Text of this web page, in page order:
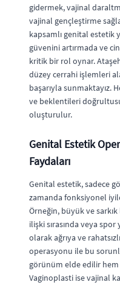
gidermek, vajinal
vajinal gençleştirme
kapsamlı genital estetik
güvenini artırmada ve
kritik bir rol oynar.
düzey cerrahi işlemleri
başarıyla sunmaktayız.
ve beklentileri
oluşturulur.
Genital Estetik
Faydaları
Genital estetik, sadece
zamanda fonksiyonel
Örneğin, büyük ve
ilişki sırasında veya
olarak ağrıya ve
operasyonu ile bu
görünüm elde edilir hem
Vaginoplasti ise vajinal